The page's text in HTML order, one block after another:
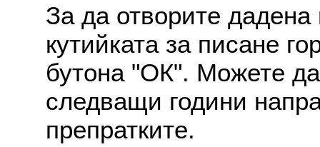
За да отворите
кутийката за писане
бутона "ОК". Можете
следващи години
препратките.